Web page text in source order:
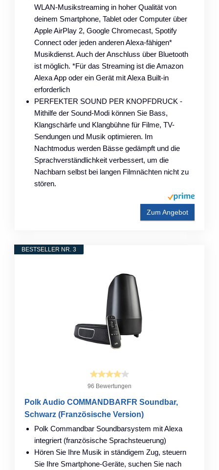
WLAN-Musikstreaming in hoher Qualität von
deinem Smartphone, Tablet oder Computer über
Apple AirPlay 2, Google Chromecast, Spotify
Connect oder jeden anderen Alexa-fähigen*
Musikdienst. Auch der Anschluss über Bluetooth
ist möglich. *Für das Streaming ist die Amazon
Alexa App oder ein Gerät mit Alexa Built-in
erforderlich
PERFEKTER SOUND PER KNOPFDRUCK -
Mithilfe der Sound-Modi können Sie Bass,
Klangschärfe und Klangbühne für Filme, TV-
Sendungen und Musik optimieren. Im
Nachtmodus werden Bässe gedämpft und die
Sprachverständlichkeit verbessert, um die
Nachbarn selbst bei langen Filmnächten nicht zu
stören.
Zum Angebot
BESTSELLER NR. 3
96 Bewertungen
Polk Audio COMMANDBARFR Soundbar,
Schwarz (Französische Version)
Polk Commandbar Soundbarsystem mit Alexa
integriert (französische Sprachsteuerung)
Hören Sie Ihre Musik in ständigem Zug, steuern
Sie Ihre Smartphone-Geräte, suchen Sie nach